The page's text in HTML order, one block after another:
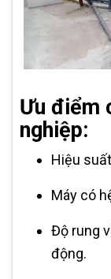
Ưu điểm
nghiệp:
Hiệu
Máy có
Độ rung
động.